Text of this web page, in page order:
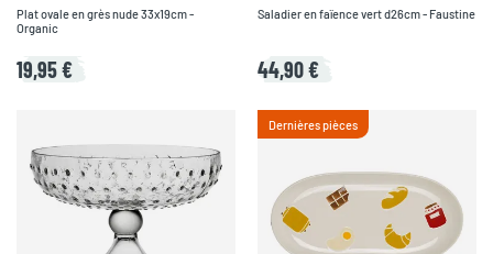
Plat ovale en grès nude 33x19cm -
Organic
19,95 €
Saladier en faïence vert d26cm - Faustine
44,90 €
Dernières pièces